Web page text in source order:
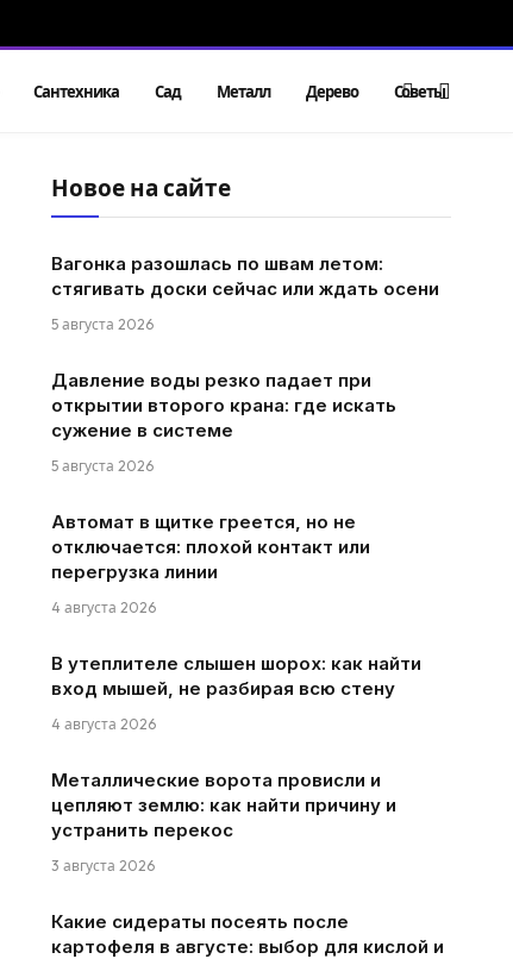
Сантехника Сад Металл Дерево Советы
Новое на сайте
Вагонка разошлась по швам летом:
стягивать доски сейчас или ждать осени
5 августа 2026
Давление воды резко падает при
открытии второго крана: где искать
сужение в системе
5 августа 2026
Автомат в щитке греется, но не
отключается: плохой контакт или
перегрузка линии
4 августа 2026
В утеплителе слышен шорох: как найти
вход мышей, не разбирая всю стену
4 августа 2026
Металлические ворота провисли и
цепляют землю: как найти причину и
устранить перекос
3 августа 2026
Какие сидераты посеять после
картофеля в августе: выбор для кислой и